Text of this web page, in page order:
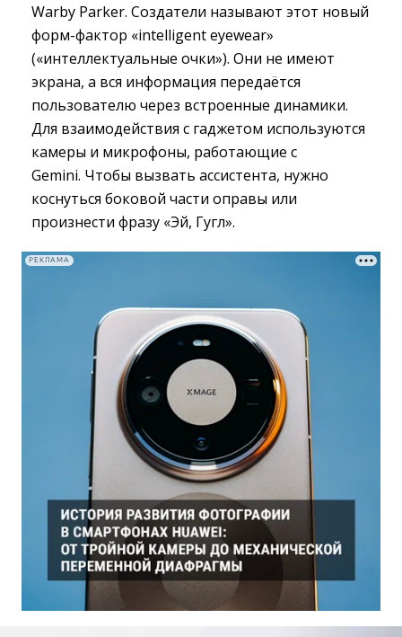
Warby Parker. Создатели называют этот новый
форм-фактор «intelligent eyewear»
(«интеллектуальные очки»). Они не имеют
экрана, а вся информация передаётся
пользователю через встроенные динамики.
Для взаимодействия с гаджетом используются
камеры и микрофоны, работающие с
Gemini. Чтобы вызвать ассистента, нужно
коснуться боковой части оправы или
произнести фразу «Эй, Гугл».
РЕКЛАМА